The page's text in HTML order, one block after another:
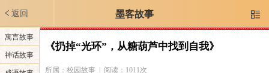
返回 墨客故事 
寓言故事
神话故事
《扔掉“光环”，从糖葫芦中找到自我》
所属： 校园故事| 阅读：1011次